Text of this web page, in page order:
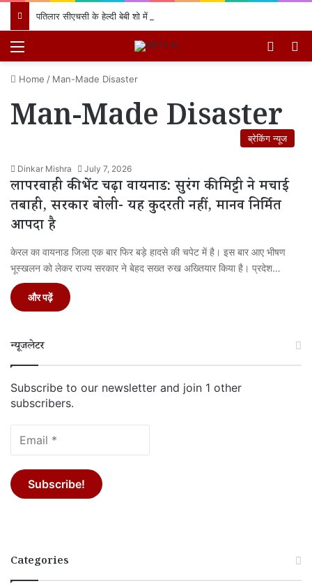
Home / Man-Made Disaster
Man-Made Disaster
ब्रेकिंग न्यूज
Dinkar Mishra July 7, 2026
लापरवाही की भेंट चढ़ा वायनाड: सुरंग की मिट्टी ने मचाई
तबाही, सरकार बोली- यह कुदरती नहीं, मानव निर्मित
आपदा है
केरल का वायनाड जिला एक बार फिर बड़े हादसे की चपेट में है। इस बार आए भीषण
भूस्खलन को लेकर राज्य सरकार ने बेहद सख्त रुख अख्तियार किया है। प्रदेश…
और पढ़ें
न्यूजलेटर
Subscribe to our newsletter and join 1 other
subscribers.
Categories